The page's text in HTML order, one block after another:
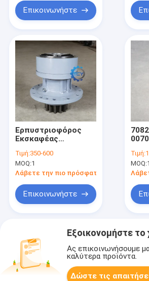
Επικοινωνήστε
Ερπυστριοφόρος
Εκσκαφέας
14737752 για EC200D
Κιβώτιο Ταχυτήτων
Περιστροφής
Τιμή:350-600
MOQ:1
Λάβετε την πιο πρόσφατη τιμή
Επικοινωνήστε
Τιμή:
MOQ:1
Εξοικονομήστε το
Ας επικοινωνήσουμε
καλύτερα προϊόντα.
Δώστε τις